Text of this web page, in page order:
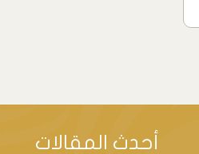
أحدث المقالات